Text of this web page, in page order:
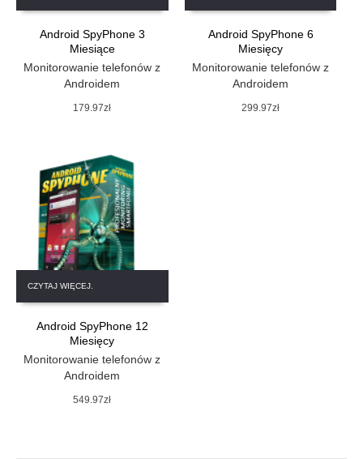
Android SpyPhone 3
Miesiące
Monitorowanie telefonów z
Androidem
179.97zł
Android SpyPhone 6
Miesięcy
Monitorowanie telefonów z
Androidem
299.97zł
CZYTAJ WIĘCEJ.
Android SpyPhone 12
Miesięcy
Monitorowanie telefonów z
Androidem
549.97zł